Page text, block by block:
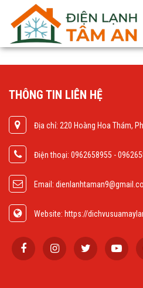
THÔNG TIN LIÊN HỆ
Địa chỉ: 220 Hoàng Hoa Thám,
Điện thoại: 0962658955 -
Email:
Website: https://